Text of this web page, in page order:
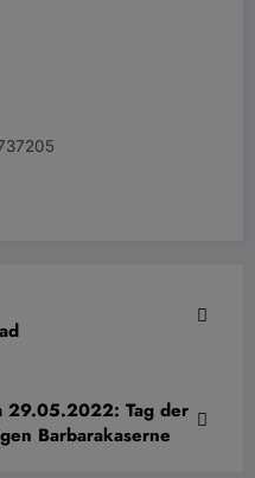
29.05.2022: Tag der
Barbarakaserne